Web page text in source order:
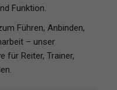
Funktion.
Führen, Anbinden,
– unser
für Reiter, Trainer,